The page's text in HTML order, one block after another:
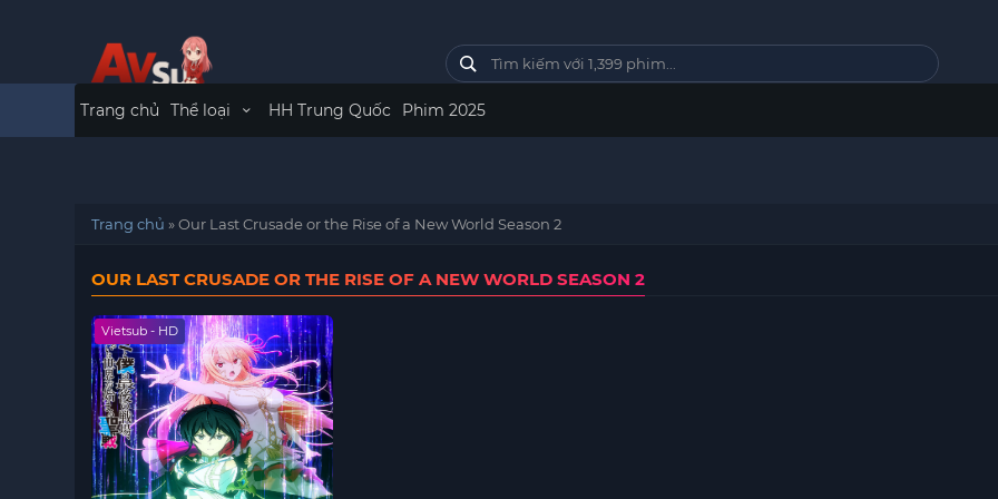
Trang chủ Thể loại HH Trung Quốc Phim 2025
Trang chủ »Our Last Crusade or the Rise of a New World Season 2
OUR LAST CRUSADE OR THE RISE OF A NEW WORLD SEASON 2
Vietsub - HD